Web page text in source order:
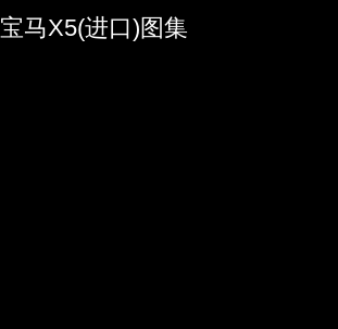
宝马X5(进口)图集